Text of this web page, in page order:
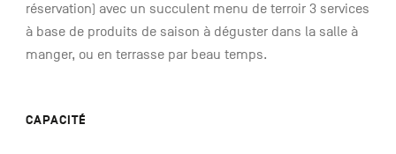
réservation) avec un succulent menu de terroir 3 services
à base de produits de saison à déguster dans la salle à
manger, ou en terrasse par beau temps.
CAPACITÉ